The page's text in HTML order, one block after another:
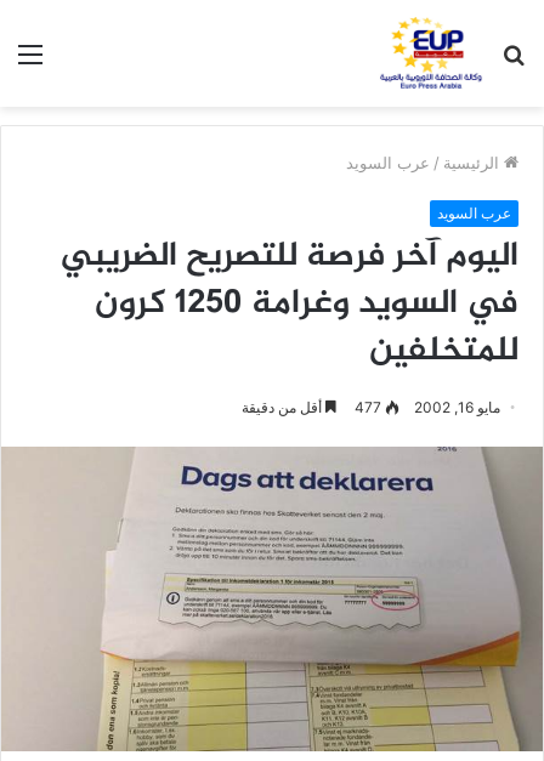
عن
الرئيسية / عرب السويد
عرب السويد
اليوم آخر فرصة للتصريح الضريبي
في السويد وغرامة 1250 كرون
للمتخلفين
مايو 16, 2002 477 أقل من دقيقة